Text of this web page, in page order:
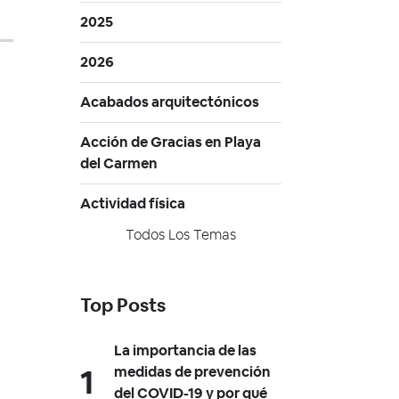
2025
2026
Acabados arquitectónicos
Acción de Gracias en Playa
del Carmen
Actividad física
Todos Los Temas
Top Posts
La importancia de las
medidas de prevención
del COVID-19 y por qué